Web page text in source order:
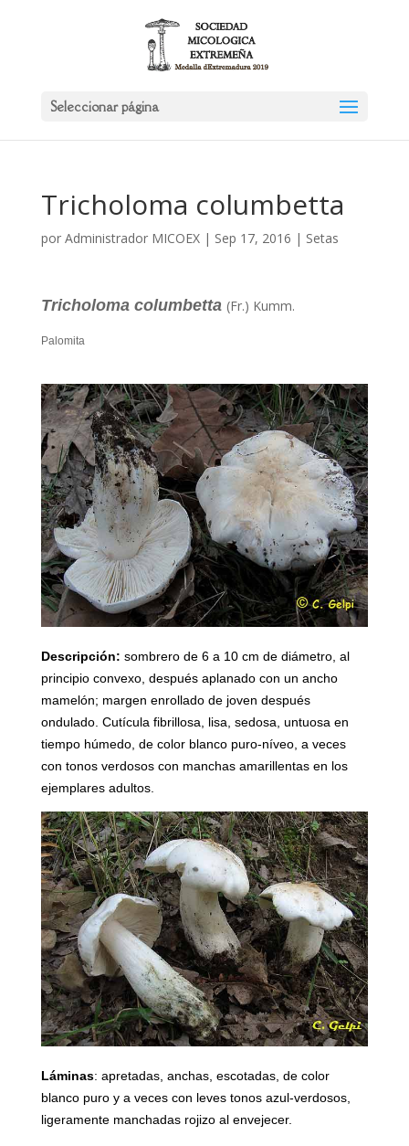
Seleccionar página
Tricholoma columbetta
por Administrador MICOEX| Sep 17, 2016 | Setas
Tricholoma columbetta (Fr.) Kumm.
Palomita
Descripción: sombrero de 6 a 10 cm de diámetro, al
principio convexo, después aplanado con un ancho
mamelón; margen enrollado de joven después
ondulado. Cutícula fibrillosa, lisa, sedosa, untuosa en
tiempo húmedo, de color blanco puro-níveo, a veces
con tonos verdosos con manchas amarillentas en los
ejemplares adultos.
Láminas: apretadas, anchas, escotadas, de color
blanco puro y a veces con leves tonos azul-verdosos,
ligeramente manchadas rojizo al envejecer.